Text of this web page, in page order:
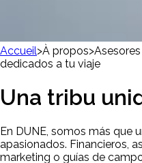
Accueil>À propos>
dedicados a tu viaje
Una tribu
En DUNE, somos más que
apasionados. Financieros,
marketing o guías de